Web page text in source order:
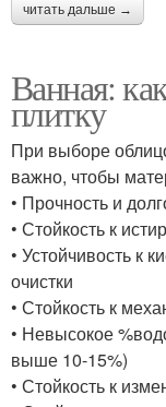
читать дальше →
Ванная:
плитку
При выборе
важно, чтобы
• Прочность и
• Стойкость к
• Устойчивость к
очистки
• Стойкость к
• Невысокое
выше 10-15%)
• Стойкость к